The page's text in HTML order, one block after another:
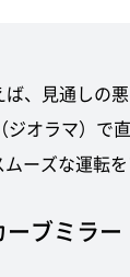
、見通しの
オラマ）で
ーズな運転を
ブミラー